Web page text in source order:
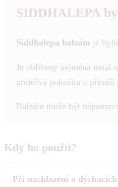
SIDDHALEPA
Siddhalepa balzám je
Je oblíbený zejména mezi
prohřívá pokožku a přináší
Balzám může být
Kdy ho použít?
Při nachlazení a